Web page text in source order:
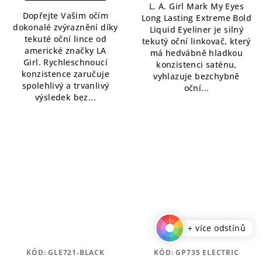
z
5
hvězdiček.
Dopřejte Vašim očím
dokonalé zvýraznění díky
tekuté oční lince od
americké značky LA
Girl. Rychleschnoucí
konzistence zaručuje
spolehlivý a trvanlivý
výsledek bez...
z
5
hvězdiček.
L. A. Girl Mark My Eyes
Long Lasting Extreme Bold
Liquid Eyeliner je silný
tekutý oční linkovač, který
má hedvábně hladkou
konzistenci saténu,
vyhlazuje bezchybně
oční...
KÓD:GLE721-BLACK
+ více odstínů
KÓD:GP735 ELECTRIC